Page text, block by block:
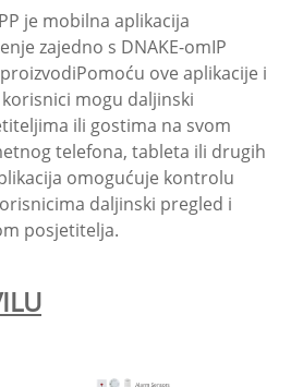
je mobilna aplikacija
zajedno s DNAKE-omIP
Pomoću ove aplikacije i
mogu daljinski
ili gostima na svom
telefona, tableta ili drugih
omogućuje kontrolu
daljinski pregled i
posjetitelja.